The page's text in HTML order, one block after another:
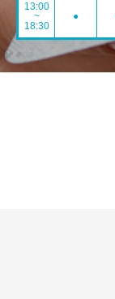
13:00
~
18:30
●